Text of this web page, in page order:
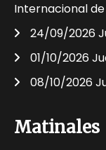
Internacional
24/09/2026
01/10/2026
08/10/2026
Matinales